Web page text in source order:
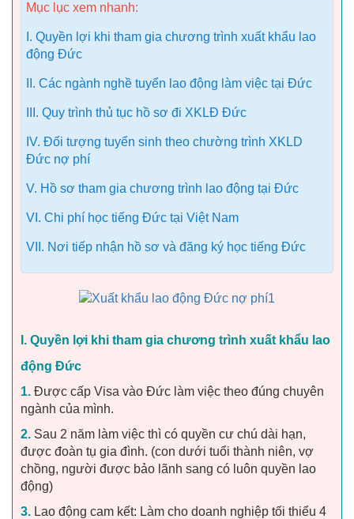
Mục lục xem nhanh:
I. Quyền lợi khi tham gia chương trình xuất khẩu lao
động Đức
II. Các ngành nghề tuyển lao động làm việc tại Đức
III. Quy trình thủ tục hồ sơ đi XKLĐ Đức
IV. Đối tượng tuyển sinh theo chường trình XKLD
Đức nợ phí
V. Hồ sơ tham gia chương trình lao động tại Đức
VI. Chi phí học tiếng Đức tại Việt Nam
VII. Nơi tiếp nhận hồ sơ và đăng ký học tiếng Đức
I. Quyền lợi khi tham gia chương trình xuất khẩu lao
động Đức
1. Được cấp Visa vào Đức làm việc theo đúng chuyên
ngành của mình.
2. Sau 2 năm làm việc thì có quyền cư chú dài hạn,
được đoàn tụ gia đình. (con dưới tuổi thành niên, vợ
chồng, người được bảo lãnh sang có luôn quyền lao
động)
3. Lao động cam kết: Làm cho doanh nghiệp tối thiểu 4